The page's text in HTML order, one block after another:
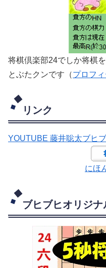
将棋倶楽部24でしか将棋
とぶたクンです（プロフ
リンク
YOUTUBE 藤井聡太ブヒ
にほ
ブヒブヒオリジナ